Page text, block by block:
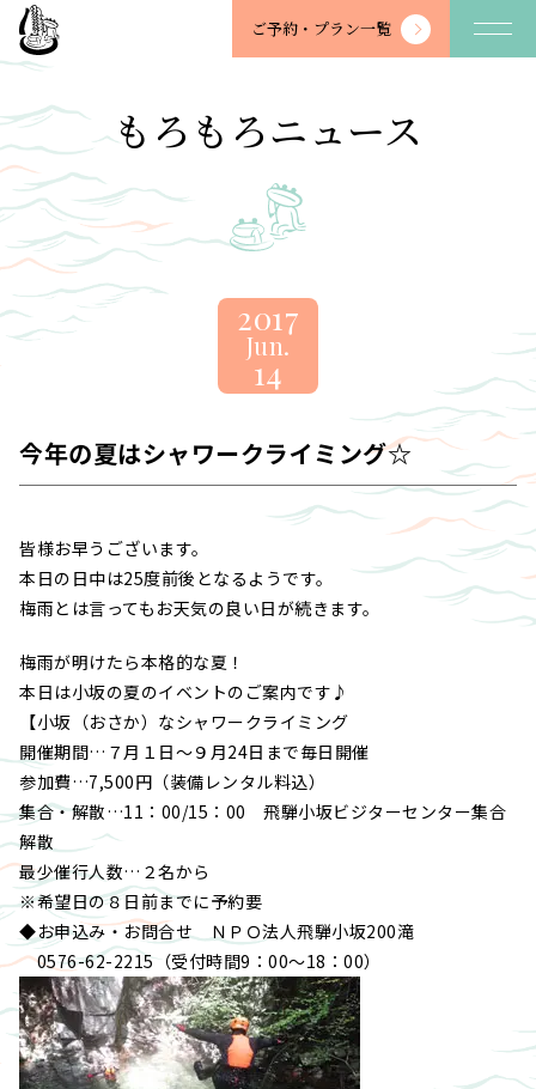
望
川
-
BOSENKAN
ご予約・ プラン一覧
もろもろニュース
2017
Jun.
14
今年の夏はシャワークライミング☆
皆様お早うございます。
本日の日中は25度前後となるようです。
梅雨とは言ってもお天気の良い日が続きます。
梅雨が明けたら本格的な夏！
本日は小坂の夏のイベントのご案内です♪
【小坂（おさか）なシャワークライミング
開催期間…７月１日～９月24日まで毎日開催
参加費…7,500円（装備レンタル料込）
集合・解散…11：00/15：00 飛騨小坂ビジターセンター集合
解散
最少催行人数…２名から
※希望日の８日前までに予約要
◆お申込み・お問合せ ＮＰＯ法人飛騨小坂200滝
0576-62-2215（受付時間9：00～18：00）